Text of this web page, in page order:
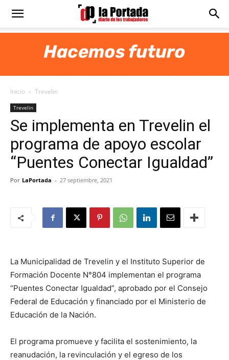
Diario
Portada
Inicio Trevelin
Trevelin
Se implementa en Trevelin el
programa de apoyo escolar
“Puentes Conectar Igualdad”
Por LaPortada - 27 septiembre, 2021
La Municipalidad de Trevelin y el Instituto Superior de
Formación Docente N°804 implementan el programa
“Puentes Conectar Igualdad”, aprobado por el Consejo
Federal de Educación y financiado por el Ministerio de
Educación de la Nación.
El programa promueve y facilita el sostenimiento, la
reanudación, la revinculación y el egreso de los